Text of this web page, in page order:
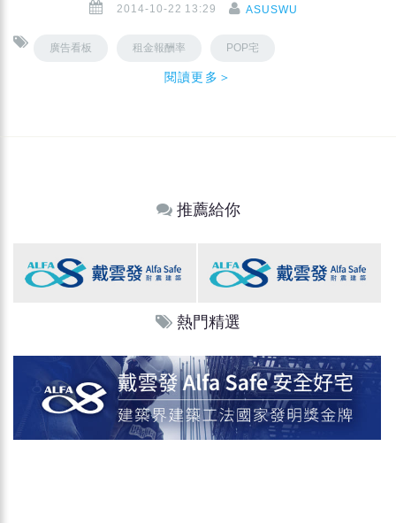
2014-10-22 13:29 ASUSWU
廣告看板 租金報酬率 POP宅
閱讀更多＞
推薦給你
熱門精選